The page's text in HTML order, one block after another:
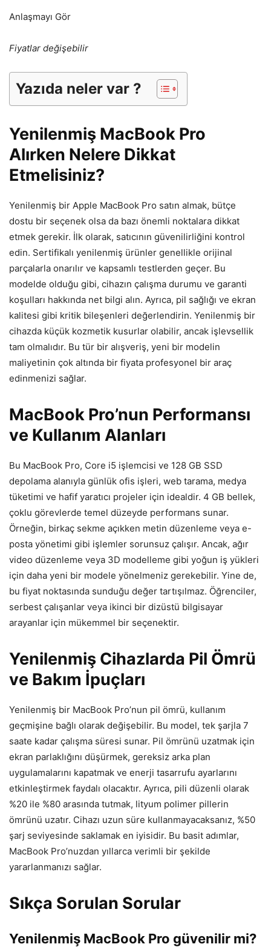
Anlaşmayı Gör
Fiyatlar değişebilir
Yazıda neler var ?
Yenilenmiş MacBook Pro
Alırken Nelere Dikkat
Etmelisiniz?
Yenilenmiş bir Apple MacBook Pro satın almak, bütçe
dostu bir seçenek olsa da bazı önemli noktalara dikkat
etmek gerekir. İlk olarak, satıcının güvenilirliğini kontrol
edin. Sertifikalı yenilenmiş ürünler genellikle orijinal
parçalarla onarılır ve kapsamlı testlerden geçer. Bu
modelde olduğu gibi, cihazın çalışma durumu ve garanti
koşulları hakkında net bilgi alın. Ayrıca, pil sağlığı ve ekran
kalitesi gibi kritik bileşenleri değerlendirin. Yenilenmiş bir
cihazda küçük kozmetik kusurlar olabilir, ancak işlevsellik
tam olmalıdır. Bu tür bir alışveriş, yeni bir modelin
maliyetinin çok altında bir fiyata profesyonel bir araç
edinmenizi sağlar.
MacBook Pro’nun Performansı
ve Kullanım Alanları
Bu MacBook Pro, Core i5 işlemcisi ve 128 GB SSD
depolama alanıyla günlük ofis işleri, web tarama, medya
tüketimi ve hafif yaratıcı projeler için idealdir. 4 GB bellek,
çoklu görevlerde temel düzeyde performans sunar.
Örneğin, birkaç sekme açıkken metin düzenleme veya e-
posta yönetimi gibi işlemler sorunsuz çalışır. Ancak, ağır
video düzenleme veya 3D modelleme gibi yoğun iş yükleri
için daha yeni bir modele yönelmeniz gerekebilir. Yine de,
bu fiyat noktasında sunduğu değer tartışılmaz. Öğrenciler,
serbest çalışanlar veya ikinci bir dizüstü bilgisayar
arayanlar için mükemmel bir seçenektir.
Yenilenmiş Cihazlarda Pil Ömrü
ve Bakım İpuçları
Yenilenmiş bir MacBook Pro’nun pil ömrü, kullanım
geçmişine bağlı olarak değişebilir. Bu model, tek şarjla 7
saate kadar çalışma süresi sunar. Pil ömrünü uzatmak için
ekran parlaklığını düşürmek, gereksiz arka plan
uygulamalarını kapatmak ve enerji tasarrufu ayarlarını
etkinleştirmek faydalı olacaktır. Ayrıca, pili düzenli olarak
%20 ile %80 arasında tutmak, lityum polimer pillerin
ömrünü uzatır. Cihazı uzun süre kullanmayacaksanız, %50
şarj seviyesinde saklamak en iyisidir. Bu basit adımlar,
MacBook Pro’nuzdan yıllarca verimli bir şekilde
yararlanmanızı sağlar.
Sıkça Sorulan Sorular
Yenilenmiş MacBook Pro güvenilir mi?